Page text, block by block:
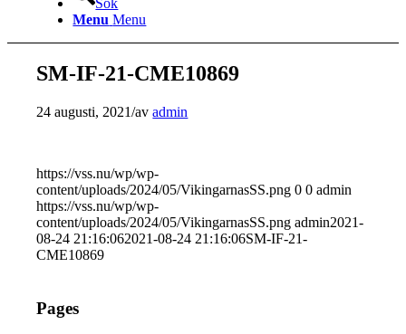
Sök
Menu Menu
SM-IF-21-CME10869
24 augusti, 2021/avadmin
https://vss.nu/wp/wp-
content/uploads/2024/05/VikingarnasSS.png 0 0 admin
https://vss.nu/wp/wp-
content/uploads/2024/05/VikingarnasSS.png admin2021-
08-24 21:16:062021-08-24 21:16:06SM-IF-21-
CME10869
Pages